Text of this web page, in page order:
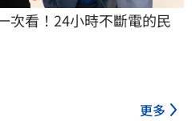
次看！24小時不斷電的民
更多